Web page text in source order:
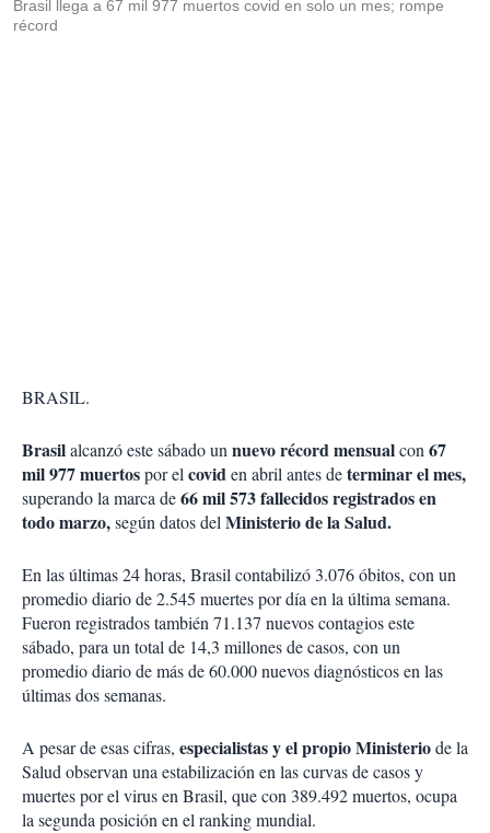
Brasil llega a 67 mil 977 muertos covid en solo un mes; rompe
récord
BRASIL.
Brasilalcanzó este sábado unnuevo récord mensualcon67
mil 977 muertospor elcoviden abril antes determinar el mes,
superando la marca de66 mil 573 fallecidos registrados en
todo marzo,según datos delMinisterio de la Salud.
En las últimas 24 horas, Brasil contabilizó 3.076 óbitos, con un
promedio diario de 2.545 muertes por día en la última semana.
Fueron registrados también 71.137 nuevos contagios este
sábado, para un total de 14,3 millones de casos, con un
promedio diario de más de 60.000 nuevos diagnósticos en las
últimas dos semanas.
A pesar de esas cifras, especialistas y el propio Ministeriode la
Salud observan una estabilización en las curvas de casos y
muertes por el virus en Brasil, que con 389.492 muertos, ocupa
la segunda posición en el ranking mundial.